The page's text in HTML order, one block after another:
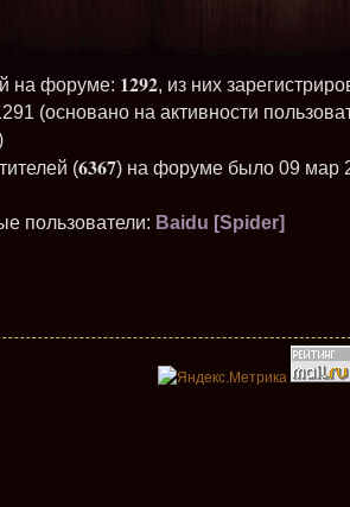
на форуме: 1292, из них
(основано на активности
(6367) на форуме было 09 мар
пользователи: Baidu [Spider]